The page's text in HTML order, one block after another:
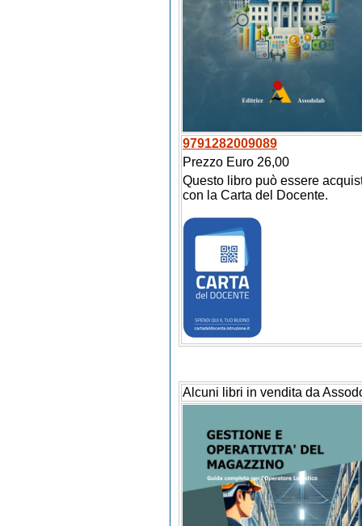
9791282009089
Prezzo Euro 26,00
Questo libro può essere
con la Carta del Docente.
Alcuni libri in vendita da